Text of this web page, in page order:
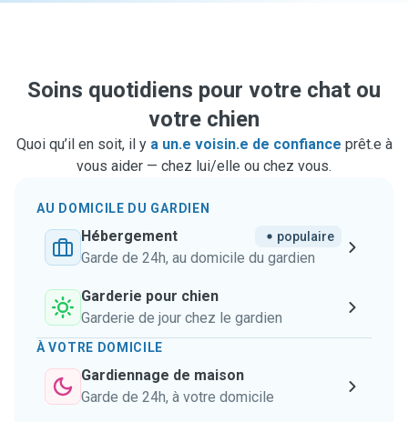
Soins quotidiens pour votre chat ou
votre chien
Quoi qu’il en soit, il y a un.e voisin.e de confiance prêt.e à
vous aider — chez lui/elle ou chez vous.
AU DOMICILE DU GARDIEN
Hébergement populaire
Garde de 24h, au domicile du gardien
Garderie pour chien
Garderie de jour chez le gardien
À VOTRE DOMICILE
Gardiennage de maison
Garde de 24h, à votre domicile